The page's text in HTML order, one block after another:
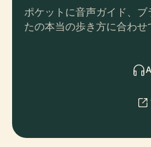
ポケットに音声ガイド、
たの本当の歩き方に合わせ